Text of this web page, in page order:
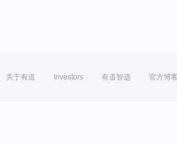
关于有道 Investors 有道智选 官方博客